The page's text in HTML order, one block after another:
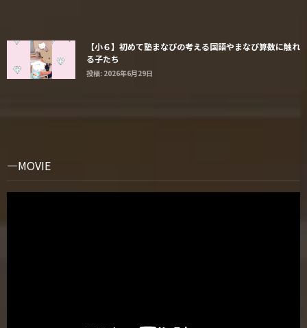
【小６】初めて塾まなびの考える国語やまなび算数に触れ
る子たち
投稿: 2026年6月29日
MOVIE